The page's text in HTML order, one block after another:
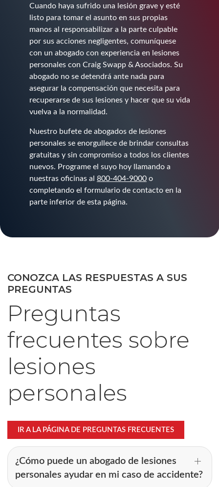
Cuando haya sufrido una lesión grave y esté
listo para tomar el asunto en sus propias
manos al responsabilizar a la parte culpable
por sus acciones negligentes, comuníquese
con un abogado con experiencia en lesiones
personales con Craig Swapp & Asociados. Su
abogado no se detendrá ante nada para
asegurar la compensación que necesita para
recuperarse de sus lesiones y hacer que su vida
vuelva a la normalidad.
Nuestro bufete de abogados de lesiones
personales se enorgullece de brindar consultas
gratuitas y sin compromiso a todos los clientes
nuevos. Programe el suyo hoy llamando a
nuestras oficinas al 800-404-9000 o
completando el formulario de contacto en la
parte inferior de esta página.
CONOZCA LAS RESPUESTAS A SUS
PREGUNTAS
Preguntas
frecuentes sobre
lesiones
personales
IR A LA PÁGINA DE PREGUNTAS FRECUENTES
¿Cómo puede un abogado de lesiones
personales ayudar en mi caso de accidente?